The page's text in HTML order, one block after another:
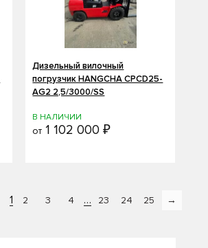
Дизельный вилочный
погрузчик HANGCHA CPCD25-
AG2 2,5/3000/SS
В НАЛИЧИИ
от 1 102 000 ₽
1 2 3 4 … 23 24 25 →